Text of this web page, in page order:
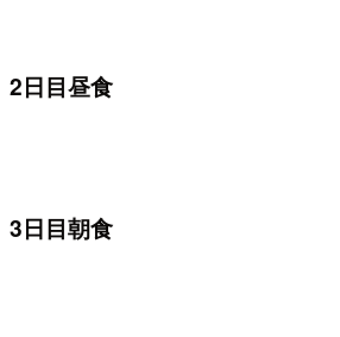
2日目昼食
3日目朝食